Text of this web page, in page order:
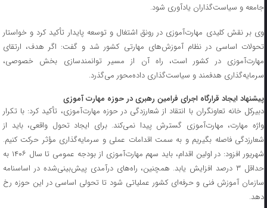
جامعه و سیاست‌گذاران یادآوری شود.
وی بر نقش کلیدی مهارت‌آموزی در رونق اشتغال و توسعه پایدار تأکید کرد و خواستار
تحولات اساسی در نظام آموزش‌های مهارتی کشور شد و گفت: اگر هدف، ارتقای
مهارت‌آموزی در کشور است، راه آن از مسیر توانمندسازی بخش خصوصی،
سرمایه‌گذاری هدفمند و سیاست‌گذاری داده‌محور می‌گذرد.
پیشنهاد ایجاد قرارگاه اجرای فرامین رهبری در حوزه مهارت آموزی
دبیرکل خانه تعاونگران با انتقاد از شعارزدگی در حوزه مهارت‌آموزی، تأکید کرد: با تکرار
واژه مهارت، مهارت‌آموزی گسترش پیدا نمی‌کند. برای ایجاد تحول واقعی، باید از
شعارزدگی فاصله بگیریم و به سمت اقدامات عملی و سرمایه‌گذاری مؤثر حرکت کنیم.
شهریور افزود: در اولین اقدام، باید سهم مهارت‌آموزی از بودجه عمومی تا سال ۱۴۰۶ به
حداقل ۳ درصد افزایش یابد. همچنین، راه‌های درآمدی پیش‌بینی‌شده در اساسنامه
سازمان آموزش فنی و حرفه‌ای کشور عملیاتی شود تا تحولی اساسی در این حوزه رخ
دهد.